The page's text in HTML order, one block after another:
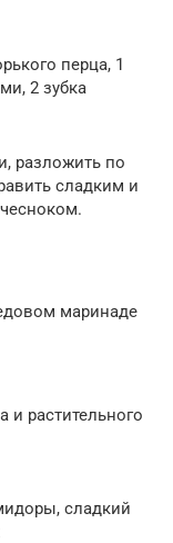
перца, 1
2 зубка
разложить по
сладким и
маринаде
и растительного
сладкий